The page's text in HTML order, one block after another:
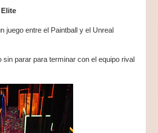
juego entre el Paintball y el Unreal
parar para terminar con el equipo rival